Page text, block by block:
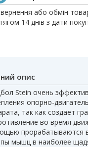
або обмін
14 днів з дати
опис
Stein очень
опорно-
так как создает
во время
прорабатываются
мышц в наиболее